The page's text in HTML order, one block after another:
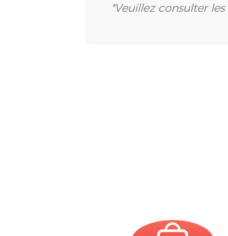
*Veuillez consulter les